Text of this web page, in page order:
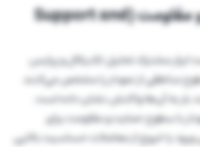
سطوح حمایت و مقاومت (Support and
مشترک تحلیل تکنیکال و پرایس
مناطقی از نمودار را مشخص می‌کنند
به آن‌ها واکنش نشان داده است.
با سطوح حمایت و مقاومت برای
یا خروج از معاملات حساسیت بالایی